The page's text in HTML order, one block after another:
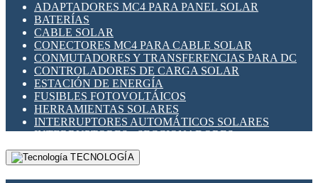
ADAPTADORES MC4 PARA PANEL SOLAR
BATERÍAS
CABLE SOLAR
CONECTORES MC4 PARA CABLE SOLAR
CONMUTADORES Y TRANSFERENCIAS PARA DC
CONTROLADORES DE CARGA SOLAR
ESTACIÓN DE ENERGÍA
FUSIBLES FOTOVOLTÁICOS
HERRAMIENTAS SOLARES
INTERRUPTORES AUTOMÁTICOS SOLARES
INTERRUPTORES - SECCIONADORES
FOTOVOLTÁICOS
MONTAJE PANEL SOLAR
TECNOLOGÍA